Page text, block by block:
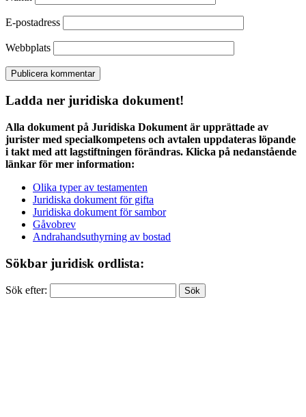
E-postadress
Webbplats
Ladda ner juridiska dokument!
Alla dokument på Juridiska Dokument är upprättade av
jurister med specialkompetens och avtalen uppdateras löpande
i takt med att lagstiftningen förändras. Klicka på nedanstående
länkar för mer information:
Olika typer av testamenten
Juridiska dokument för gifta
Juridiska dokument för sambor
Gåvobrev
Andrahandsuthyrning av bostad
Sökbar juridisk ordlista:
Sök efter: